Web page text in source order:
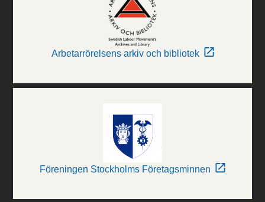
Arbetarrörelsens arkiv och bibliotek
Föreningen Stockholms Företagsminnen